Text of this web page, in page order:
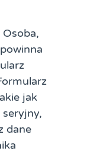
Osoba,
jak
seryjny,
dane